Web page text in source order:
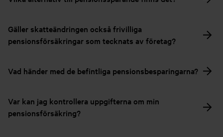
Gäller skatteändringen också frivilliga
pensionsförsäkringar som tecknats av företag?
Vad händer med de befintliga pensionsbesparingarna?
Var kan jag kontrollera uppgifterna om min
pensionsförsäkring?